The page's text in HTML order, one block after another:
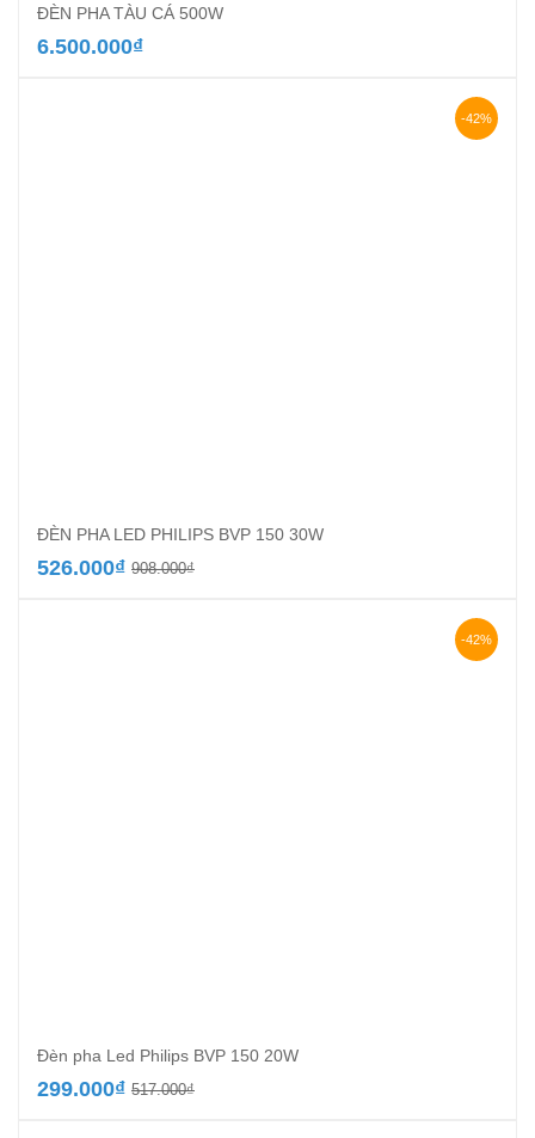
ĐÈN PHA TÀU CÁ 500W
6.500.000₫
-42%
ĐÈN PHA LED PHILIPS BVP 150 30W
908.000₫Giá
526.000₫
Giá
-42%
Đèn pha Led Philips BVP 150 20W
517.000₫Giá
299.000₫
Giá